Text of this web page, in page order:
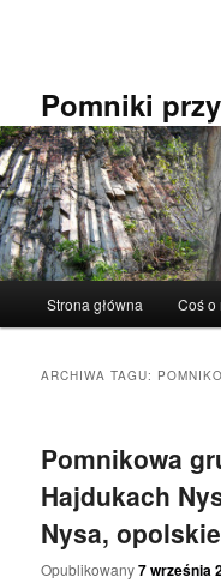
Pomniki
Strona główna Coś o
ARCHIWA TAGU:
Pomnikowa
Hajdukach
Nysa,
Opublikowany7 września